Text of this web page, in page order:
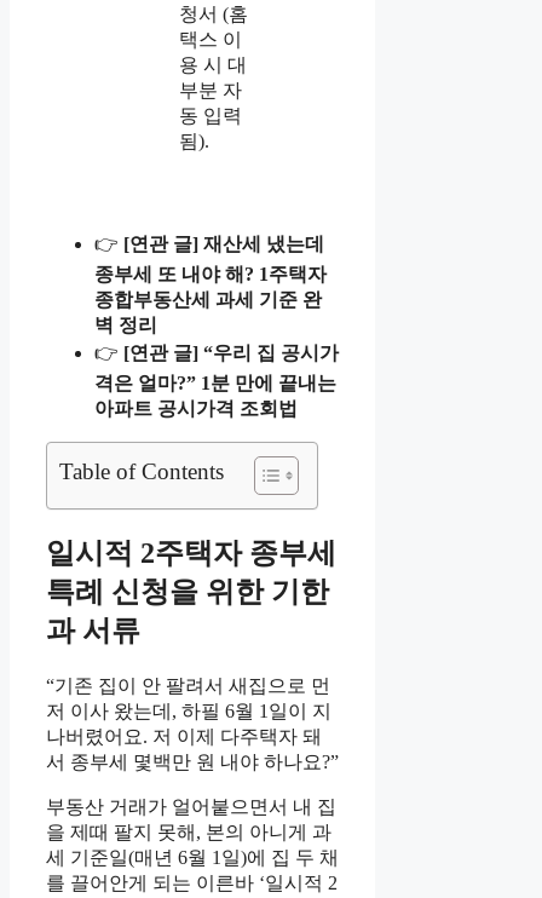
청서 (홈
택스 이
용 시 대
부분 자
동 입력
됨).
👉 [연관 글] 재산세 냈는데
종부세 또 내야 해? 1주택자
종합부동산세 과세 기준 완
벽 정리
👉 [연관 글] “우리 집 공시가
격은 얼마?” 1분 만에 끝내는
아파트 공시가격 조회법
Table of Contents
일시적 2주택자 종부세
특례 신청을 위한 기한
과 서류
“기존 집이 안 팔려서 새집으로 먼
저 이사 왔는데, 하필 6월 1일이 지
나버렸어요. 저 이제 다주택자 돼
서 종부세 몇백만 원 내야 하나요?”
부동산 거래가 얼어붙으면서 내 집
을 제때 팔지 못해, 본의 아니게 과
세 기준일(매년 6월 1일)에 집 두 채
를 끌어안게 되는 이른바 ‘일시적 2